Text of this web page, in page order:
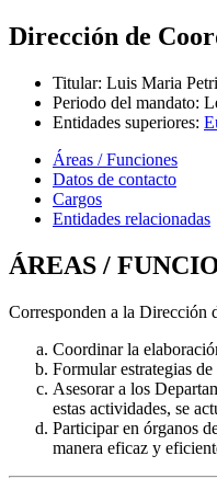
Dirección de
Titular: Luis Maria
Periodo del mandato:
Entidades superiores:
Áreas / Funciones
Datos de contacto
Cargos
Entidades relacionadas
ÁREAS /
Corresponden a la Dirección
Coordinar la
Formular estrategias
Asesorar a los
estas actividades, se
Participar en órganos
manera eficaz y